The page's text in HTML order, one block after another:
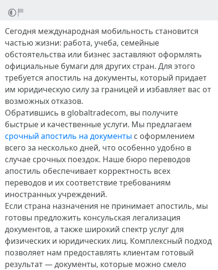
Сегодня международная мобильность становится
частью жизни: работа, учеба, семейные
обстоятельства или бизнес заставляют оформлять
официальные бумаги для других стран. Для этого
требуется апостиль на документы, который придает
им юридическую силу за границей и избавляет вас от
возможных отказов.
Обратившись в globaltradecom, вы получите
быстрые и качественные услуги. Мы предлагаем
срочный апостиль на документы с оформлением
всего за несколько дней, что особенно удобно в
случае срочных поездок. Наше бюро переводов
апостиль обеспечивает корректность всех
переводов и их соответствие требованиям
иностранных учреждений.
Если страна назначения не принимает апостиль, мы
готовы предложить консульская легализация
документов, а также широкий спектр услуг для
физических и юридических лиц. Комплексный подход
позволяет нам предоставлять клиентам готовый
результат — документы, которые можно смело